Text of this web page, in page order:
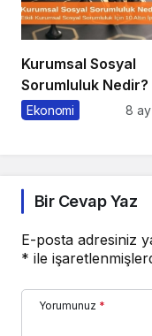
Kurumsal Sosyal
Sorumluluk Nedir?
Kurumsal Sosyal
Ekonomi 8
Bir Cevap Yaz
E-posta adresiniz
* ile
Yorumunuz *